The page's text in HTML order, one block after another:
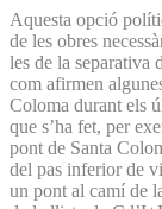
Aquesta opció
de les obres
les de la separativa
com afirmen
Coloma durant els
que s’ha fet, per
pont de Santa
del pas inferior de
un pont al camí de